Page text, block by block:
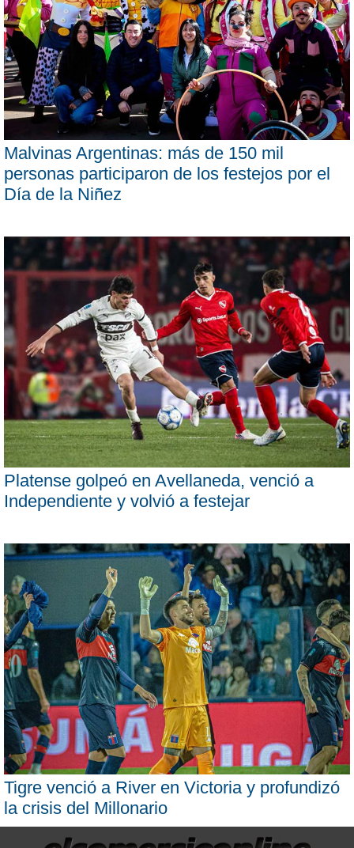
Malvinas Argentinas: más de 150 mil
personas participaron de los festejos por el
Día de la Niñez
Platense golpeó en Avellaneda, venció a
Independiente y volvió a festejar
Tigre venció a River en Victoria y profundizó
la crisis del Millonario